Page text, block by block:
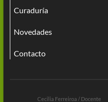
Curaduría
Novedades
Contacto
Cecilia Ferreiroa / Docente